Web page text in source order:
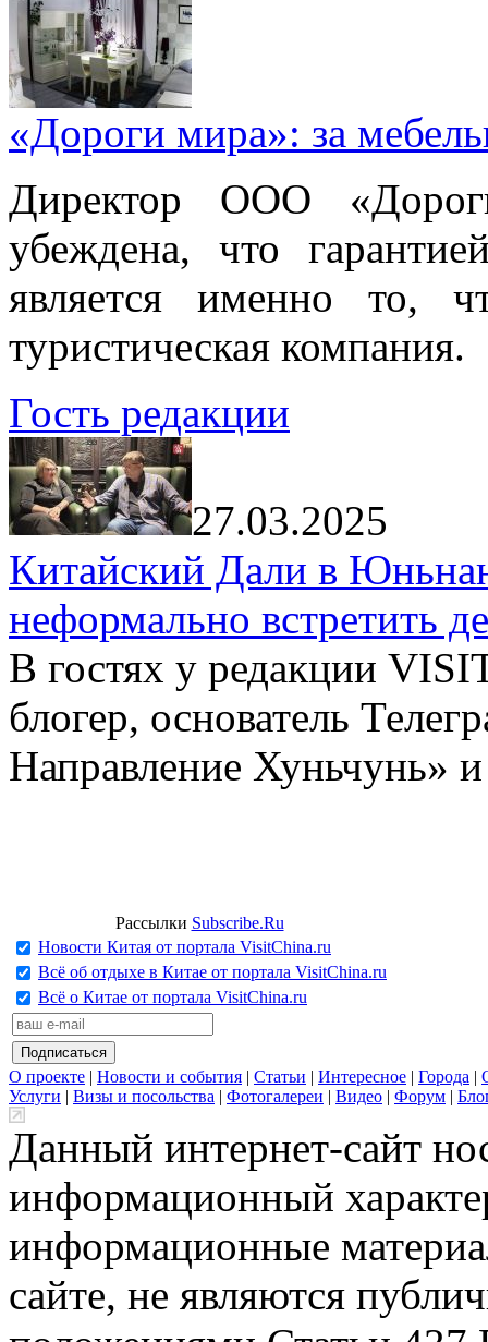
«Дороги мира»: за
Директор ООО
убеждена, что
является именно то,
туристическая компания.
Гость редакции
27.03.2025
Китайский Дали в
неформально встретить
В гостях у редакции
блогер, основатель
Направление Хуньчунь»
Рассылки Subscribe.Ru
Новости Китая от портала VisitChina.ru
Всё об отдыхе в Китае от портала VisitChina.ru
Всё о Китае от портала VisitChina.ru
О проекте | Новости и события | Статьи | Интересное | Города |
Услуги | Визы и посольства | Фотогалереи | Видео | Форум |
Данный интернет-сайт
информационный
информационные
сайте, не являются